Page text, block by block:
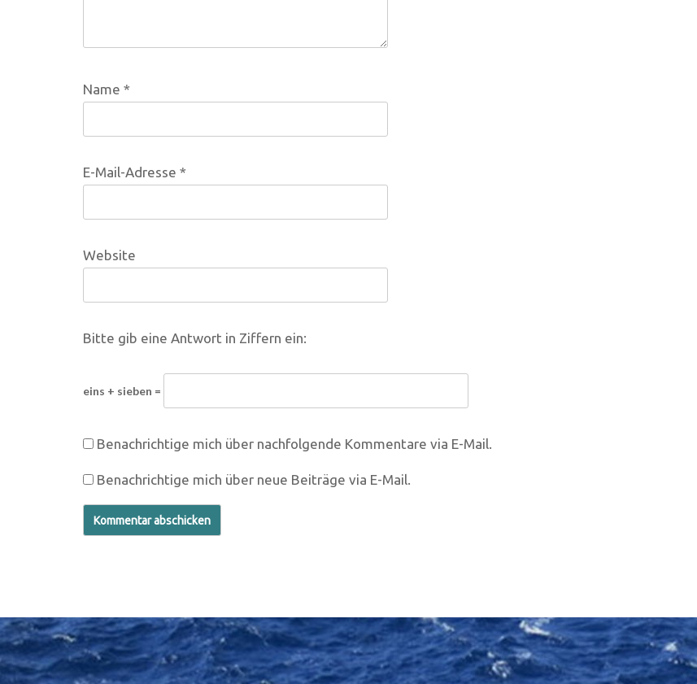
Name *
E-Mail-Adresse *
Website
Bitte gib eine Antwort in Ziffern ein:
eins + sieben =
Benachrichtige mich über nachfolgende Kommentare via E-Mail.
Benachrichtige mich über neue Beiträge via E-Mail.